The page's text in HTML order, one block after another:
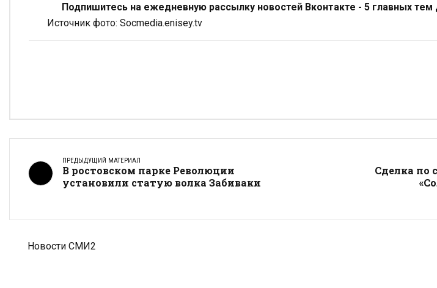
Подпишитесь на ежедневную рассылку новостей Вконтакте - 5 главных
Источник фото: Socmedia.enisey.tv
ПРЕДЫДУЩИЙ МАТЕРИАЛ
В ростовском парке Революции
установили статую волка Забиваки
Сделка по
Новости СМИ2